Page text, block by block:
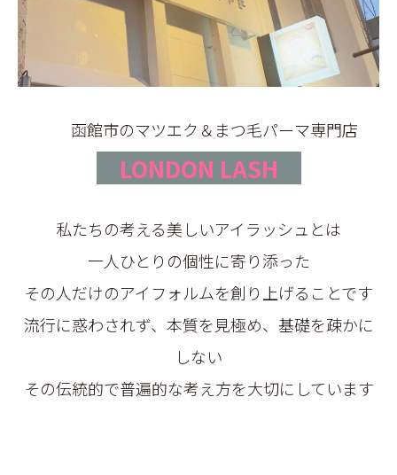
函館市のマツエク＆まつ毛パーマ専門店
LONDON LASH
私たちの考える美しいアイラッシュとは
一人ひとりの個性に寄り添った
その人だけのアイフォルムを創り上げることです
流行に惑わされず、本質を見極め、基礎を疎かに
しない
その伝統的で普遍的な考え方を大切にしています